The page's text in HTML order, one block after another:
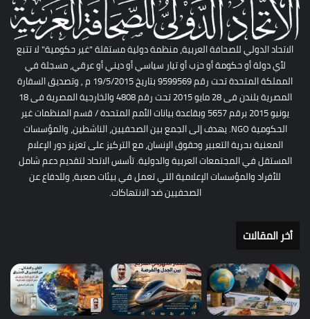
الاتحاد الدولي للصحافة العربية، منظمة دولية مستقلة "غير حكومية" لا تتبع
لأي دولة أو حكومة أو حزب أو تيار سياسي أو ديني أو عرقي، مسجلة في
المملكة المتحدة تحت رقم 9599569 بتاريخ 19/5/2015 م , وتصديق السفارة
المصرية بلندن فى 28 مايو 2015 تحت رقم 4808 والخارجية المصرية فى 18
يونيو 2015 برقم 5657 وبقاعدة بيانات الأمم المتحدة / قسم المنظمات غير
الحكومية NGO. يهدف إلى الجمع بين الصحفيين، الناشطين، والمؤسسات
المعنية بحرية التعبير وحقوق الإنسان، مع التركيز على تعزيز دور الإعلام
المستقل في المجتمعات العربية والدولية. تأسس الاتحاد لتقديم دعم شامل
للأفراد والمؤسسات الإعلامية التي تعمل في بيئات صعبة، وللدفاع عن
الصحفيين ضد الانتهاكات.
أخر المقالات